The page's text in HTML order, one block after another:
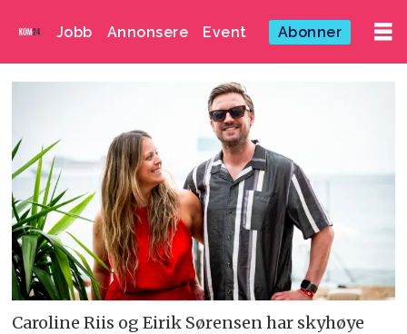
Jobb Annonsere Event Abonner
Caroline Riis og Eirik Sørensen har skyhøye